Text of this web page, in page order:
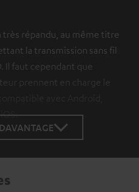
très répandu, au même titre
la transmission sans fil
Il faut cependant que
prennent en charge le